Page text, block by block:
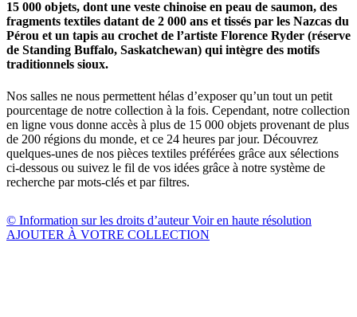
15 000 objets, dont une veste chinoise en peau de saumon, des
fragments textiles datant de 2 000 ans et tissés par les Nazcas du
Pérou et un tapis au crochet de l’artiste Florence Ryder (réserve
de Standing Buffalo, Saskatchewan) qui intègre des motifs
traditionnels sioux.
Nos salles ne nous permettent hélas d’exposer qu’un tout un petit
pourcentage de notre collection à la fois. Cependant, notre collection
en ligne vous donne accès à plus de 15 000 objets provenant de plus
de 200 régions du monde, et ce 24 heures par jour. Découvrez
quelques-unes de nos pièces textiles préférées grâce aux sélections
ci-dessous ou suivez le fil de vos idées grâce à notre système de
recherche par mots-clés et par filtres.
© Information sur les droits d’auteurVoir en haute résolution
AJOUTER À VOTRE COLLECTION